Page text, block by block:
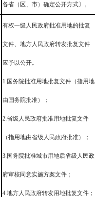
各省（区、市）确定公开方式〕。
有权一级人民政府批准用地的批复
文件、地方人民政府转发批复文件
应予以公开。
1.国务院批准用地批复文件（指用地
由国务院批准）；
2.省级人民政府批准用地批复文件
（指用地由省级人民政府批准）；
3.国务院批准城市用地后省级人民政
府审核同意实施方案文件；
4.地方人民政府转发用地批复文件；